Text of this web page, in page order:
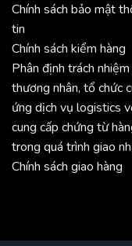
Chính sách bảo mật
tin
Chính sách kiểm hàng
Phân định trách nhiệm
thương nhân, tổ chức
ứng dịch vụ logistics
cung cấp chứng từ
trong quá trình giao
Chính sách giao hàng